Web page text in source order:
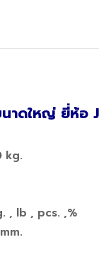
ดใหญ่ ยี่ห้อ
kg.
, lb , pcs. ,%